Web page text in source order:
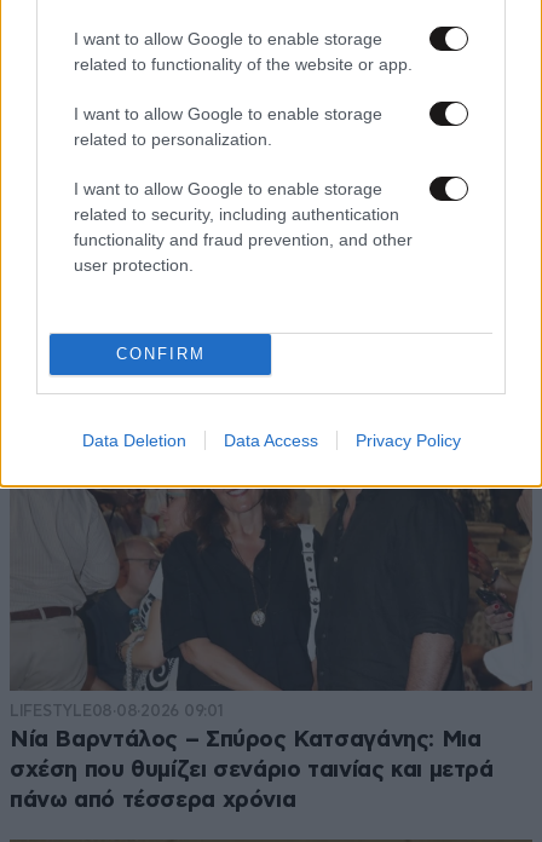
I want to allow Google to enable storage
related to functionality of the website or app.
I want to allow Google to enable storage
related to personalization.
I want to allow Google to enable storage
related to security, including authentication
functionality and fraud prevention, and other
user protection.
CONFIRM
Data Deletion Data Access Privacy Policy
ΚΟΣΜΟΣ 1 ω. πριν
Η αυτοκρατορία του «Έντικ» και ο «μεγάλος»
που φέρεται να βρίσκεται πίσω του – Τι ορίζει ο
LIFESTYLE08·08·2026 09:01
Νία Βαρντάλος – Σπύρος Κατσαγάνης: Μια
σχέση που θυμίζει σενάριο ταινίας και μετρά
πάνω από τέσσερα χρόνια